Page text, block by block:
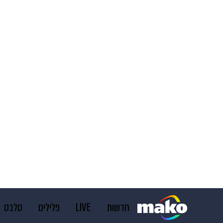
חדשות LIVE פלילים סלבס